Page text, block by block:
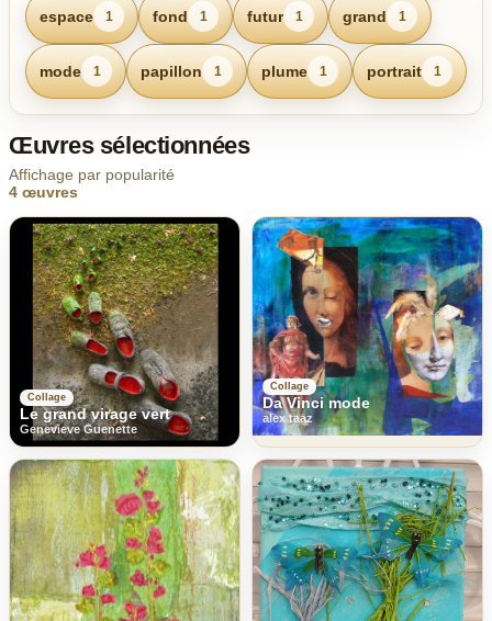
espace 1 fond 1 futur 1 grand 1
mode 1 papillon 1 plume 1 portrait 1
Œuvres sélectionnées
Affichage par popularité
4 œuvres
Collage
Le grand virage vert
Genevieve Guenette
Collage
Da Vinci mode
alex taaz